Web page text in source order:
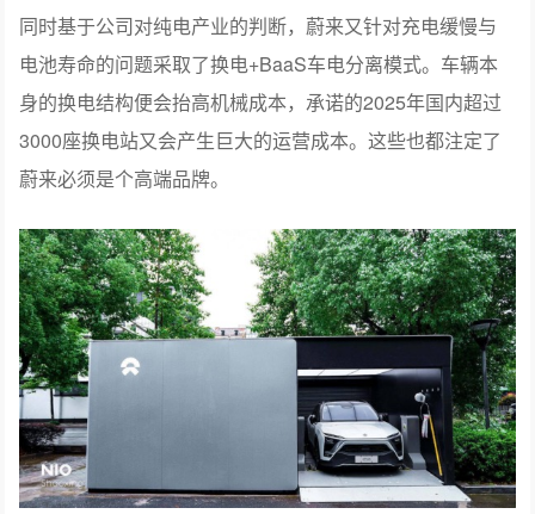
同时基于公司对纯电产业的判断，蔚来又针对充电缓慢与
电池寿命的问题采取了换电+BaaS车电分离模式。车辆本
身的换电结构便会抬高机械成本，承诺的2025年国内超过
3000座换电站又会产生巨大的运营成本。这些也都注定了
蔚来必须是个高端品牌。